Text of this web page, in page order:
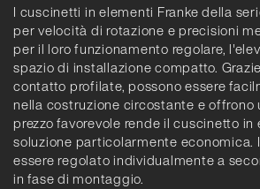
I cuscinetti in elementi Franke della
per velocità di rotazione e precisioni
per il loro funzionamento regolare,
spazio di installazione compatto.
contatto profilate, possono essere
nella costruzione circostante e offrono
prezzo favorevole rende il cuscinetto in
soluzione particolarmente economica.
essere regolato individualmente a
in fase di montaggio.